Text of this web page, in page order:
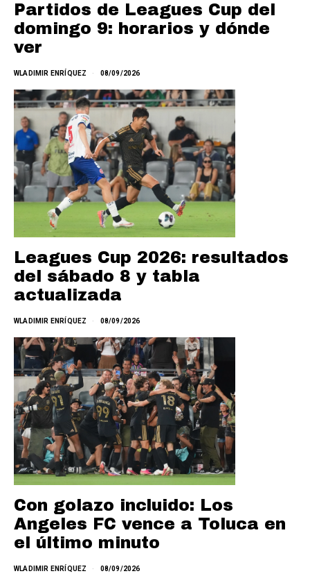
Partidos de Leagues Cup del
domingo 9: horarios y dónde
ver
WLADIMIR ENRÍQUEZ 08/09/2026
Leagues Cup 2026: resultados
del sábado 8 y tabla
actualizada
WLADIMIR ENRÍQUEZ 08/09/2026
Con golazo incluido: Los
Angeles FC vence a Toluca en
el último minuto
WLADIMIR ENRÍQUEZ 08/09/2026